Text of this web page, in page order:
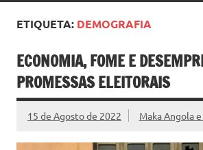
ETIQUETA: DEMOGRAFIA
ECONOMIA, FOME E
PROMESSAS ELEITORAIS
15 de Agosto de 2022 Maka Angola